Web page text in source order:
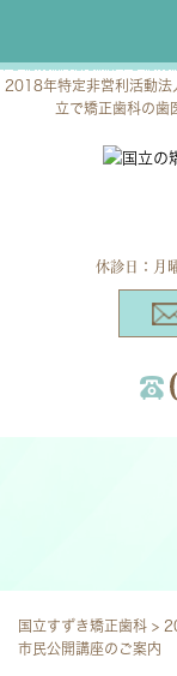
2018年特定非営利活動
立で矯正歯科の歯
休診日：月
国立すずき矯正歯科 >
市民公開講座のご案内